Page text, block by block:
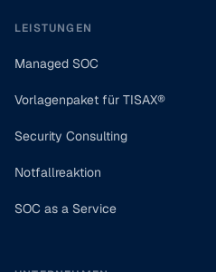
LEISTUNGEN
Managed SOC
Vorlagenpaket für TISAX®
Security Consulting
Notfallreaktion
SOC as a Service